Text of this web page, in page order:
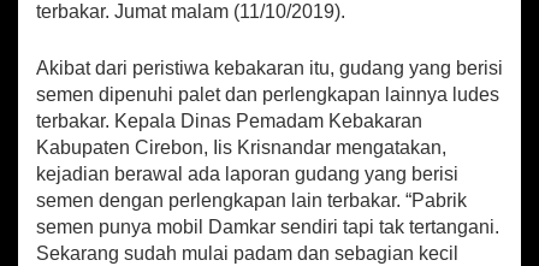
n
D
u
a
G
u
d
a
n
g
p
p
o
k
terbakar. Jumat malam (11/10/2019).
Akibat dari peristiwa kebakaran itu, gudang yang berisi
semen dipenuhi palet dan perlengkapan lainnya ludes
terbakar. Kepala Dinas Pemadam Kebakaran
Kabupaten Cirebon, Iis Krisnandar mengatakan,
kejadian berawal ada laporan gudang yang berisi
semen dengan perlengkapan lain terbakar. “Pabrik
semen punya mobil Damkar sendiri tapi tak tertangani.
Sekarang sudah mulai padam dan sebagian kecil